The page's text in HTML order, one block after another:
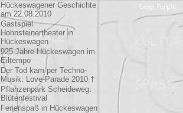
Hückeswagener Geschichte
am 22.08.2010
Gastspiel
Hohnsteinertheater in
Hückeswagen
925 Jahre Hückeswagen im
Eiltempo
Der Tod kam per Techno-
Musik: Love-Parade 2010 †
Pflanzenpark Scheideweg:
Blütenfestival
Ferienspaß in Hückeswagen